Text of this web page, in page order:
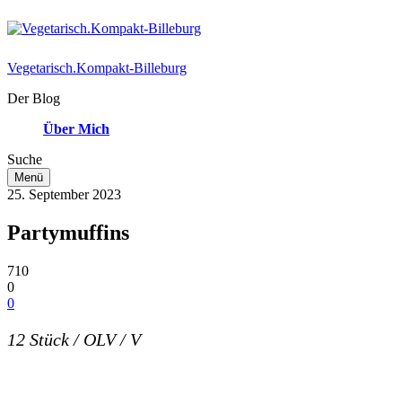
Vegetarisch.Kompakt-Billeburg
Der Blog
Über Mich
Suche
Menü
25. September 2023
Partymuffins
710
0
0
12 Stück / OLV / V